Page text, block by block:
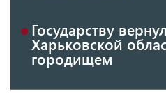
Государству
Харьковской
городищем